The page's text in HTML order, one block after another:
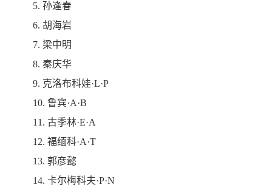
5. 孙逢春
6. 胡海岩
7. 梁中明
8. 秦庆华
9. 克洛布科娃·L·P
10. 鲁宾·A·B
11. 古季林·E·A
12. 福缅科·A·T
13. 郭彦懿
14. 卡尔梅科夫·P·N